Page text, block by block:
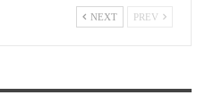
NEXT